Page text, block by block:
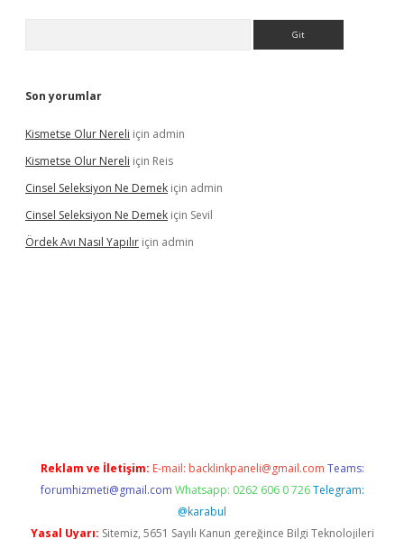
Son yorumlar
Kismetse Olur Nereli için admin
Kismetse Olur Nereli için Reis
Cinsel Seleksiyon Ne Demek için admin
Cinsel Seleksiyon Ne Demek için Sevil
Ördek Avı Nasıl Yapılır için admin
Reklam ve İletişim: E-mail: backlinkpaneli@gmail.com Teams:
forumhizmeti@gmail.com Whatsapp: 0262 606 0 726 Telegram:
@karabul
Yasal Uyarı: Sitemiz, 5651 Sayılı Kanun gereğince Bilgi Teknolojileri